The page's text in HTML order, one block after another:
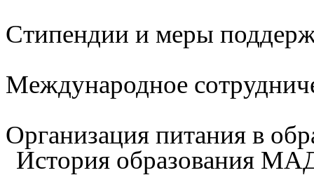
Стипендии и меры
Международное
Организация питания в
История образования